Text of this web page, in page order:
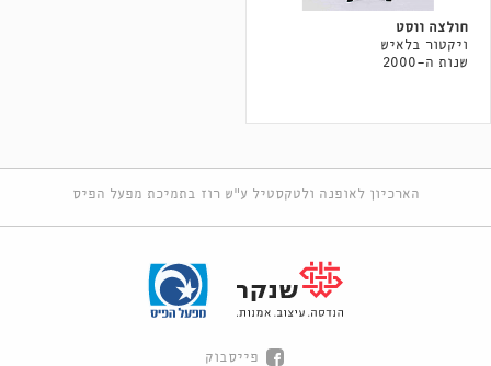
חולצה ווסט
ויקטור בלאיש
שנות ה-2000
הארכיון לאופנה ולטקסטיל ע"ש רוז בתמיכת מפעל הפיס
פייסבוק